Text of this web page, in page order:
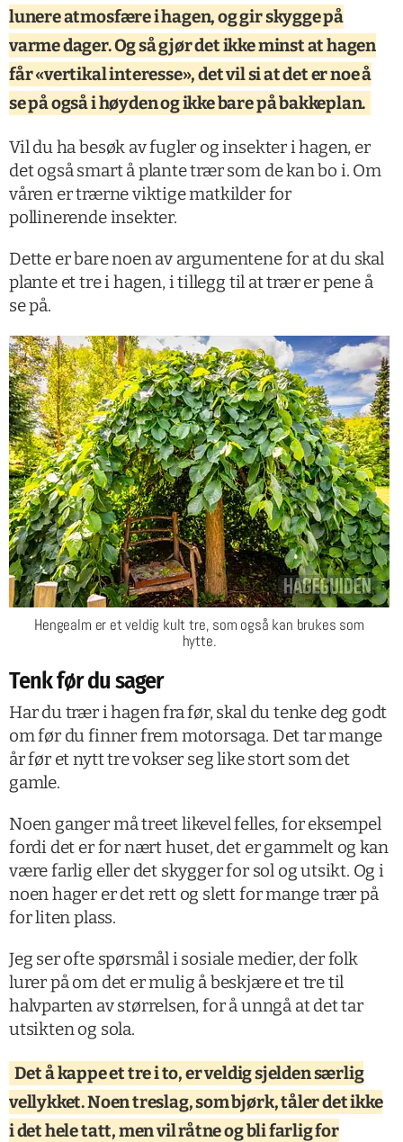
lunere atmosfære i hagen, og gir skygge på
varme dager. Og så gjør det ikke minst at hagen
får «vertikal interesse», det vil si at det er noe å
se på også i høyden og ikke bare på bakkeplan.
Vil du ha besøk av fugler og insekter i hagen, er
det også smart å plante trær som de kan bo i. Om
våren er trærne viktige matkilder for
pollinerende insekter.
Dette er bare noen av argumentene for at du skal
plante et tre i hagen, i tillegg til at trær er pene å
se på.
Hengealm er et veldig kult tre, som også kan brukes som
hytte.
Tenk før du sager
Har du trær i hagen fra før, skal du tenke deg godt
om før du finner frem motorsaga. Det tar mange
år før et nytt tre vokser seg like stort som det
gamle.
Noen ganger må treet likevel felles, for eksempel
fordi det er for nært huset, det er gammelt og kan
være farlig eller det skygger for sol og utsikt. Og i
noen hager er det rett og slett for mange trær på
for liten plass.
Jeg ser ofte spørsmål i sosiale medier, der folk
lurer på om det er mulig å beskjære et tre til
halvparten av størrelsen, for å unngå at det tar
utsikten og sola.
Det å kappe et tre i to, er veldig sjelden særlig
vellykket. Noen treslag, som bjørk, tåler det ikke
i det hele tatt, men vil råtne og bli farlig for